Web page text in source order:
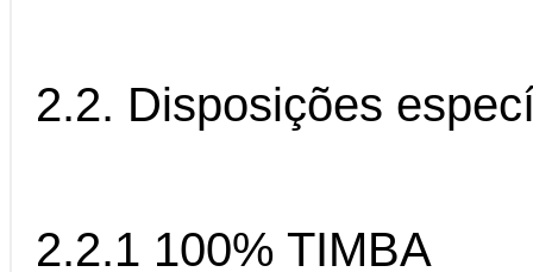
2.2. Disposições
2.2.1 100% TIMBA